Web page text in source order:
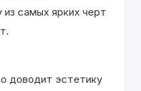
самых ярких черт
доводит эстетику